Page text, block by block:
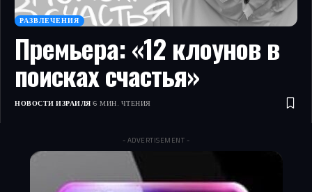
РАЗВЛЕЧЕНИЯ
Премьера: «12 клоунов в
поисках счастья»
НОВОСТИ ИЗРАИЛЯ 6 МИН. ЧТЕНИЯ
- ADVERTISEMENT -